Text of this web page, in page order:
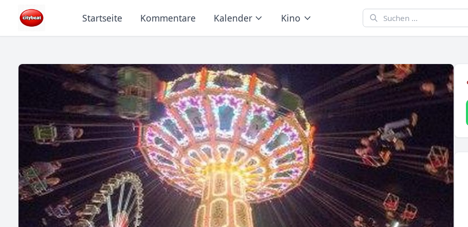
Startseite Kommentare Kalender Kino